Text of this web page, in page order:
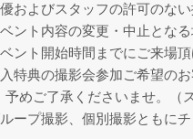
およびスタッフの許可のない
ント内容の変更・中止とな
ント開始時間までにご来場
特典の撮影会参加ご希望の
予めご了承くださいませ。（
ープ撮影、個別撮影ともに